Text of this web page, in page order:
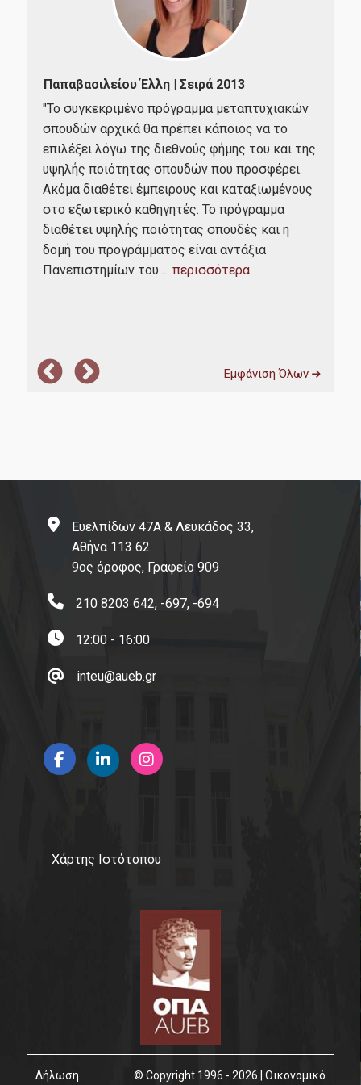
Working Papers
Διασφάλιση Ποιότητας
Πιστοποίηση
Δεδομένα Ποιότητας
Πολιτική Ποιότητας
Αξιολόγηση Εκπαιδευτικού Έργου
ΜΟ.ΔΙ.Π.
Επικοινωνία με το Π.Μ.Σ.
Χρήσιμοι σύνδεσμοι
Οικονομικό Πανεπιστήμιο Αθηνών
Δίκτυο Αποφοίτων ΟΠΑ
Ταυτότητας
ΕΛΙΑΜΕΠ
Linkedin
Instagram
Νέα
Παπαβασιλείου Έλλη | Σειρά 2013
"Το συγκεκριμένο πρόγραμμα μεταπτυχιακών
σπουδών αρχικά θα πρέπει κάποιος να το
επιλέξει λόγω της διεθνούς φήμης του και της
υψηλής ποιότητας σπουδών που προσφέρει.
Ακόμα διαθέτει έμπειρους και καταξιωμένους
στο εξωτερικό καθηγητές. Το πρόγραμμα
διαθέτει υψηλής ποιότητας σπουδές και η
δομή του προγράμματος είναι αντάξια
Πανεπιστημίων του ... περισσότερα
Εμφάνιση Όλων
Ευελπίδων 47Α & Λευκάδος 33,
Αθήνα 113 62
9ος όροφος, Γραφείο 909
210 8203 642, -697, -694
12:00 - 16:00
inteu@aueb.gr
Χάρτης Ιστότοπου
Δήλωση © Copyright 1996 - 2026 | Οικονομικό